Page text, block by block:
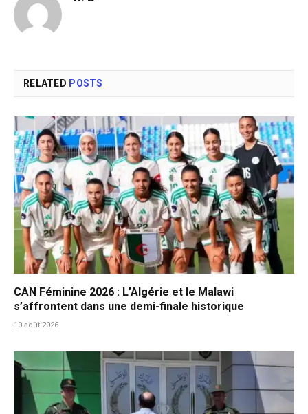
RELATED POSTS
CAN Féminine 2026 : L’Algérie et le Malawi
s’affrontent dans une demi-finale historique
10 août 2026